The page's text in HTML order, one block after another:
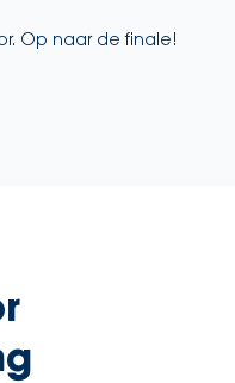
Op naar de finale!